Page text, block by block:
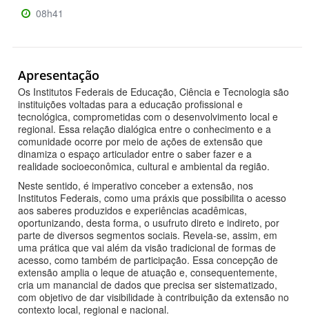
08h41
Apresentação
Os Institutos Federais de Educação, Ciência e Tecnologia são
instituições voltadas para a educação profissional e
tecnológica, comprometidas com o desenvolvimento local e
regional. Essa relação dialógica entre o conhecimento e a
comunidade ocorre por meio de ações de extensão que
dinamiza o espaço articulador entre o saber fazer e a
realidade socioeconômica, cultural e ambiental da região.
Neste sentido, é imperativo conceber a extensão, nos
Institutos Federais, como uma práxis que possibilita o acesso
aos saberes produzidos e experiências acadêmicas,
oportunizando, desta forma, o usufruto direto e indireto, por
parte de diversos segmentos sociais. Revela-se, assim, em
uma prática que vai além da visão tradicional de formas de
acesso, como também de participação. Essa concepção de
extensão amplia o leque de atuação e, consequentemente,
cria um manancial de dados que precisa ser sistematizado,
com objetivo de dar visibilidade à contribuição da extensão no
contexto local, regional e nacional.